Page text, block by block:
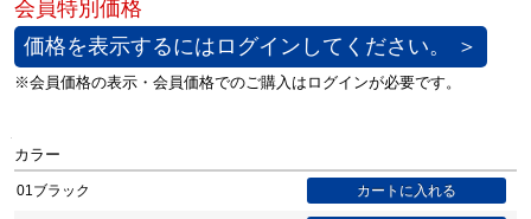
価格を表示するにはログインしてください。 ＞
カラー
01ブラック